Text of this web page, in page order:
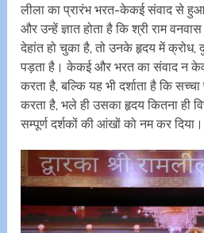
लीला का प्रारंभ भरत-केकई संवाद से
और उन्हें ज्ञात होता है कि श्री राम
देहांत हो चुका है, तो उनके हृदय में क्रोध,
पड़ता है। केकई और भरत का संवाद न
करता है, बल्कि यह भी दर्शाता है कि
करता है, भले ही उसका हृदय कितना ही
सम्पूर्ण दर्शकों की आंखों को नम कर दिया।